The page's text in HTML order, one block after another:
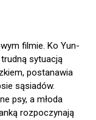
filmie. Ko Yun-
sytuacją
postanawia
sąsiadów.
psy, a młoda
rozpoczynają